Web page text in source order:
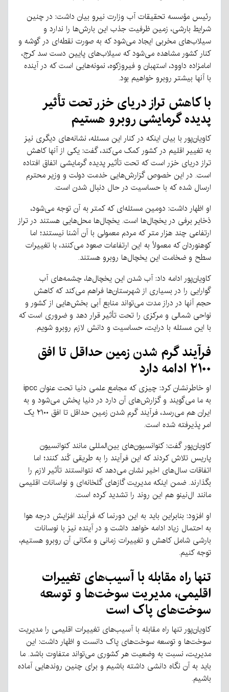
رئیس مؤسسه تحقیقات آب وزارت نیرو بیان داشت: در چنین
شرایط بارشی، زمین ظرفیت جذب این بارش‌ها را ندارد و
سیلاب‌های مخربی ایجاد می‌شود که به صورت نقطه‌ای در گوشه و
کنار کشور مشاهده می‌شود که سیلاب‌های پایین دست سد کرج،
امامزاده داوود، استهبان و فیروزکوه، نمونه‌هایی است که در آینده
با آنها بیشتر روبرو خواهیم بود.
با کاهش تراز دریای خزر تحت تأثیر
پدیده گرمایشی روبرو هستیم
کاویان‌پور با بیان اینکه در کنار این مسئله، نشانه‌های دیگری نیز
به تغییر اقلیم در کشور کمک می‌کند، گفت: یکی از آنها کاهش
تراز دریای خزر است که تحت تأثیر پدیده گرمایشی اتفاق افتاده
است. در این خصوص گزارش‌هایی خدمت دولت و وزیر محترم
ارسال شده که با حساسیت در حال دنبال شدن است.
او اظهار داشت: دومین مسئله‌ای که کمتر به آن توجه می‌شود،
ذخایر برفی در یخچال‌ها است. یخچال‌ها محل‌هایی هستند در تراز
ارتفاعی چند هزار متر که مردم معمولی با آن آشنا نیستند؛ اما
کوهنوردان که معمولاً به این ارتفاعات صعود می‌کنند، با تغییرات
سطح و ضخامت این یخچال‌ها روبرو هستند.
کاویان‌پور ادامه داد: آب شدن این یخچال‌ها، چشمه‌های آب
گوارایی را در بسیاری از شهرستان‌ها فراهم می‌کند که کاهش
حجم آنها در دراز مدت می‌تواند منابع آبی بخش‌هایی از کشور و
نواحی شمالی و مرکزی را تحت تأثیر قرار دهد و ضروری است که
با این مسئله با درایت، حساسیت و دانش لازم روبرو شویم.
فرآیند گرم شدن زمین حداقل تا افق
۲۱۰۰ ادامه دارد
او خاطرنشان کرد: چیزی که مجامع علمی دنیا تحت عنوان ipcc
به ما می‌گویند و گزارش‌های آن دارد در دنیا پخش می‌شود و به
ایران هم می‌رسد، فرآیند گرم شدن زمین حداقل تا افق ۲۱۰۰ یک
امر پذیرفته شده است.
کاویان‌پور گفت: کنوانسیون‌های بین‌المللی مانند کنوانسیون
پاریس تلاش کردند که این فرآیند را به طریقی کُند کنند؛ اما
اتفاقات سال‌های اخیر نشان می‌دهد که نتوانستند تأثیر لازم را
بگذارند. ضمن اینکه مدیریت گازهای گلخانه‌ای و نواسانات اقلیمی
مانند ال‌نینو هم این روند را تشدید کرده است.
او افزود: بنابراین باید به این دورنما که فرآیند افزایش درجه هوا
به احتمال زیاد ادامه خواهد داشت و در آینده نیز با نوسانات
بارشی شامل کاهش و تغییرات زمانی و مکانی آن روبرو هستیم،
توجه کنیم.
تنها راه مقابله با آسیب‌های تغییرات
اقلیمی، مدیریت سوخت‌ها و توسعه
سوخت‌های پاک است
کاویان‌پور تنها راه مقابله با آسیب‌های تغییرات اقلیمی را مدیریت
سوخت‌ها و توسعه سوخت‌های پاک دانست و اظهار داشت: این
مدیریت، نسبت به وضعیت هر کشوری می‌تواند متفاوت باشد. ما
باید به آن نگاه دانشی داشته باشیم و برای چنین روندهایی آماده
باشیم.